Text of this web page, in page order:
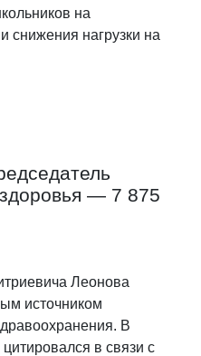
на
снижения нагрузки на
— 7 875
Леонова
источником
В
в связи с